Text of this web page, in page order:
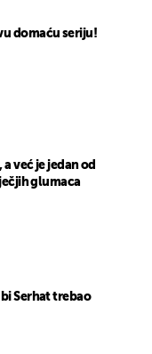
domaću seriju!
već je jedan od
glumaca
bi Serhat trebao